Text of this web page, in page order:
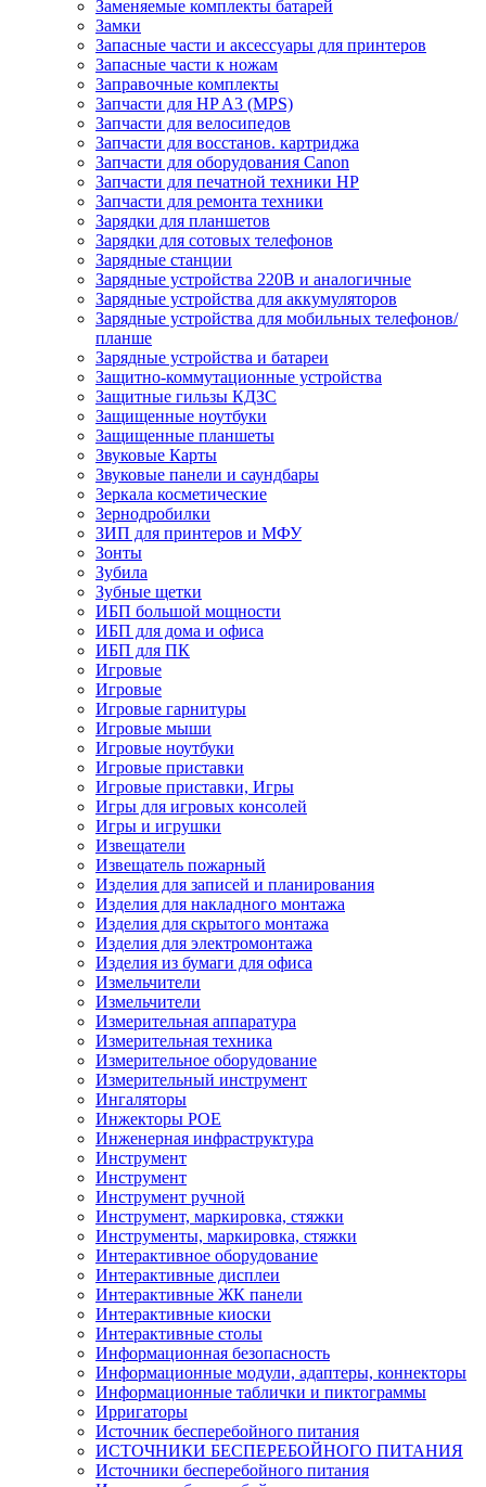
Заменяемые комплекты батарей
Замки
Запасные части и аксессуары для принтеров
Запасные части к ножам
Заправочные комплекты
Запчасти для HP A3 (MPS)
Запчасти для велосипедов
Запчасти для восстанов. картриджа
Запчасти для оборудования Canon
Запчасти для печатной техники HP
Запчасти для ремонта техники
Зарядки для планшетов
Зарядки для сотовых телефонов
Зарядные станции
Зарядные устройства 220В и аналогичные
Зарядные устройства для аккумуляторов
Зарядные устройства для мобильных телефонов/
планше
Зарядные устройства и батареи
Защитно-коммутационные устройства
Защитные гильзы КДЗС
Защищенные ноутбуки
Защищенные планшеты
Звуковые Карты
Звуковые панели и саундбары
Зеркала косметические
Зернодробилки
ЗИП для принтеров и МФУ
Зонты
Зубила
Зубные щетки
ИБП большой мощности
ИБП для дома и офиса
ИБП для ПК
Игровые
Игровые
Игровые гарнитуры
Игровые мыши
Игровые ноутбуки
Игровые приставки
Игровые приставки, Игры
Игры для игровых консолей
Игры и игрушки
Извещатели
Извещатель пожарный
Изделия для записей и планирования
Изделия для накладного монтажа
Изделия для скрытого монтажа
Изделия для электромонтажа
Изделия из бумаги для офиса
Измельчители
Измельчители
Измерительная аппаратура
Измерительная техника
Измерительное оборудование
Измерительный инструмент
Ингаляторы
Инжекторы POE
Инженерная инфраструктура
Инструмент
Инструмент
Инструмент ручной
Инструмент, маркировка, стяжки
Инструменты, маркировка, стяжки
Интерактивное оборудование
Интерактивные дисплеи
Интерактивные ЖК панели
Интерактивные киоски
Интерактивные столы
Информационная безопасность
Информационные модули, адаптеры, коннекторы
Информационные таблички и пиктограммы
Ирригаторы
Источник бесперебойного питания
ИСТОЧНИКИ БЕСПЕРЕБОЙНОГО ПИТАНИЯ
Источники бесперебойного питания